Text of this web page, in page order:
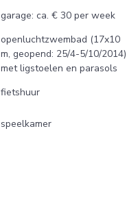
garage: ca. € 30 per week
openluchtzwembad (17x10
m, geopend: 25/4-5/10/2014)
met ligstoelen en parasols
fietshuur
speelkamer